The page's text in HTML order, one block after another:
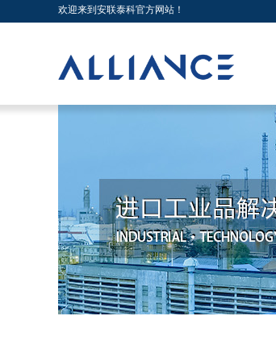
欢迎来到安联泰科官方网站！